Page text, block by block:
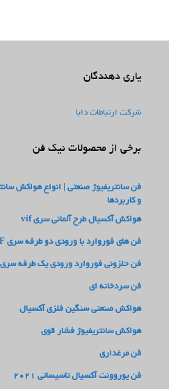
یاری دهندگان
شرکت ارتباطات دابا
برخی از محصولات نیک فن
فن سانتریفیوژ صنعتی | انواع هواکش
و کاربردها
هواکش آکسیال طرح آلمانی سری vif
فن های فوروارد با ورودی دو طرفه سری BEF
فن حلزونی فوروارد ورودی یک طرفه سری BEF
فن سردخانه ای
هواکش صنعتی سنگین فلزی آکسیال
هواکش سانتریفیوژ فشار قوی
فن مرغداری
فن یوروونت آکسیال تاسیساتی 2021